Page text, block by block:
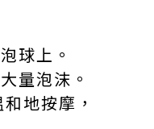
球上。
量泡沫。
地按摩，